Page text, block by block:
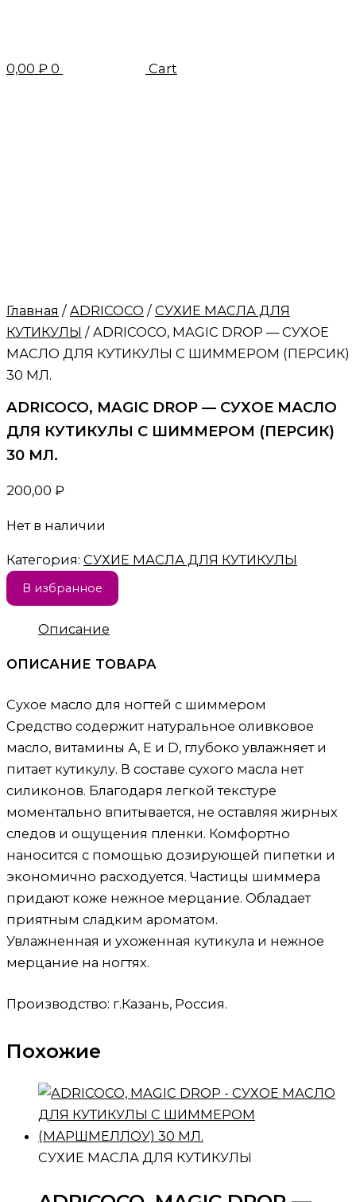
0,00 ₽ 0 Cart
Главная / ADRICOCO / СУХИЕ МАСЛА ДЛЯ
КУТИКУЛЫ / ADRICOCO, MAGIC DROP — СУХОЕ
МАСЛО ДЛЯ КУТИКУЛЫ С ШИММЕРОМ (ПЕРСИК)
30 МЛ.
ADRICOCO, MAGIC DROP — СУХОЕ МАСЛО
ДЛЯ КУТИКУЛЫ С ШИММЕРОМ (ПЕРСИК)
30 МЛ.
200,00 ₽
Нет в наличии
Категория: СУХИЕ МАСЛА ДЛЯ КУТИКУЛЫ
В избранное
Описание
ОПИСАНИЕ ТОВАРА
Сухое масло для ногтей с шиммером
Средство содержит натуральное оливковое
масло, витамины А, Е и D, глубоко увлажняет и
питает кутикулу. В составе сухого масла нет
силиконов. Благодаря легкой текстуре
моментально впитывается, не оставляя жирных
следов и ощущения пленки. Комфортно
наносится с помощью дозирующей пипетки и
экономично расходуется. Частицы шиммера
придают коже нежное мерцание. Обладает
приятным сладким ароматом.
Увлажненная и ухоженная кутикула и нежное
мерцание на ногтях.
Производство: г.Казань, Россия.
Похожие
СУХИЕ МАСЛА ДЛЯ КУТИКУЛЫ